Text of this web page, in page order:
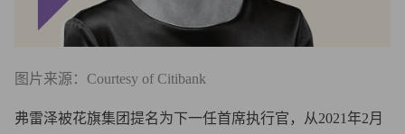
图片来源：Courtesy of Citibank
弗雷泽被花旗集团提名为下一任首席执行官，从2021年2月